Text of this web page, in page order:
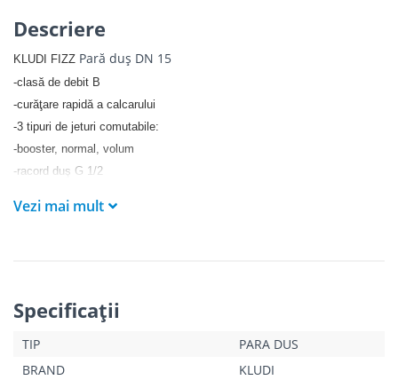
Descriere
KLUDI FIZZ Pară duş DN 15
-clasă de debit B
-curăţare rapidă a calcarului
-3 tipuri de jeturi comutabile:
-booster, normal, volum
-racord duş G 1/2
Vezi mai mult
Specificaţii
TIP
PARA DUS
BRAND
KLUDI